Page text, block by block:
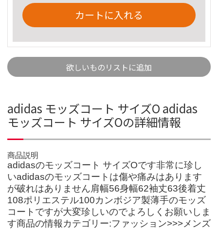
カートに入れる
欲しいものリストに追加
adidas モッズコート サイズO adidas
モッズコート サイズOの詳細情報
商品説明
adidasのモッズコート サイズOです非常に珍し
いadidasのモッズコートは傷や痛みはあります
が破れはありません肩幅56身幅62袖丈63後着丈
108ポリエステル100カンボジア製薄手のモッズ
コートですが大変珍しいのでよろしくお願いしま
す商品の情報カテゴリー:ファッション>>>メンズ